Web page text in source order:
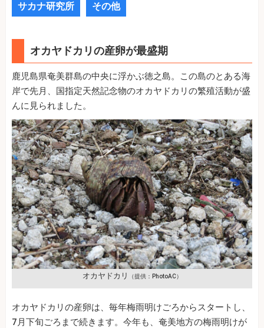
サカナ研究所 その他
オカヤドカリの産卵が最盛期
鹿児島県奄美群島の中央に浮かぶ徳之島。この島のとある海
岸で先月、国指定天然記念物のオカヤドカリの繁殖活動が盛
んに見られました。
オカヤドカリ （提供：PhotoAC）
オカヤドカリの産卵は、毎年梅雨明けごろからスタートし、
7月下旬ごろまで続きます。今年も、奄美地方の梅雨明けが